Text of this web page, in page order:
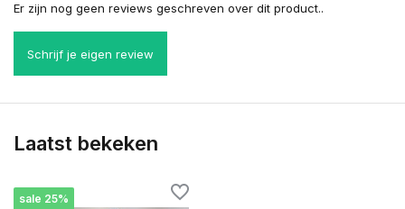
Er zijn nog geen reviews geschreven over dit product..
Schrijf je eigen review
Laatst bekeken
sale 25%